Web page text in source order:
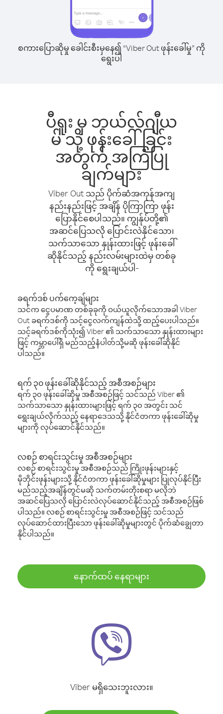
စကားပြောဆိုမှု ခေါင်းစီးမှနေ၍ “Viber Out ဖုန်းခေါ်မှု” ကို
ရွေးပါ
ပီရူး မှ ဘယ်လ်ဂျီယ
မ် သို့ ဖုန်းခေါ်ခြင်း
အတွက် အကြံပြု
ချက်များ
Viber Out သည် ပိုက်ဆံအကုန်အကျ
နည်းနည်းဖြင့် အချိန် ပိုကြာကြာ ဖုန်း
ပြောနိုင်စေပါသည်။ ကျွန်ုပ်တို့၏
အဆင်ပြေသလို ပြောင်းလဲနိုင်သော၊
သက်သာသော နှုန်းထားဖြင့် ဖုန်းခေါ်
ဆိုနိုင်သည့် နည်းလမ်းများထဲမှ တစ်ခု
ကို ရွေးချယ်ပါ-
ခရက်ဒစ် ပက်ကေ့ချ်များ
သင်က ငွေပမာဏ တစ်ခုခုကို ဝယ်ယူလိုက်သောအခါ Viber
Out ခရက်ဒစ်ကို သင့်ငွေလက်ကျန်ထဲသို့ ထည့်ပေးပါသည်။
သင့်ခရက်ဒစ်ကိုသုံး၍ Viber ၏ သက်သာသော နှုန်းထားများ
ဖြင့် ကမ္ဘာပေါ်ရှိ မည်သည့်နံပါတ်သို့မဆို ဖုန်းခေါ်ဆိုနိုင်
ပါသည်။
ရက် ၃၀ ဖုန်းခေါ်ဆိုနိုင်သည့် အစီအစဉ်များ
ရက် ၃၀ ဖုန်းခေါ်ဆိုမှု အစီအစဉ်ဖြင့် သင်သည် Viber ၏
သက်သာသော နှုန်းထားများဖြင့် ရက် ၃၀ အတွင်း သင်
ရွေးချယ်လိုက်သည့် နေရာဒေသသို့ နိုင်ငံတကာ ဖုန်းခေါ်ဆိုမှု
များကို လုပ်ဆောင်နိုင်သည်။
လစဉ် စာရင်းသွင်းမှု အစီအစဉ်များ
လစဉ် စာရင်းသွင်းမှု အစီအစဉ်သည် ကြိုးဖုန်းများနှင့်
မိုဘိုင်းဖုန်းများသို့ နိုင်ငံတကာ ဖုန်းခေါ်ဆိုမှုများ ပြုလုပ်နိုင်ပြီး
မည်သည့်အချိန်တွင်မဆို သက်တမ်းတိုးစရာ မလိုဘဲ
အဆင်ပြေသလို ပြောင်းလဲလုပ်ဆောင်နိုင်သည့် အစီအစဉ်ဖြစ်
ပါသည်။ လစဉ် စာရင်းသွင်းမှု အစီအစဉ်ဖြင့် သင်သည်
လုပ်ဆောင်ထားပြီးသော ဖုန်းခေါ်ဆိုမှုများတွင် ပိုက်ဆံချွေတာ
နိုင်ပါသည်။
နောက်ထပ် နေရာများ
Viber မရှိသေးဘူးလား။